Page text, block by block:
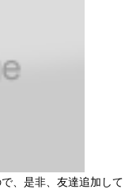
、是非、友達追加して